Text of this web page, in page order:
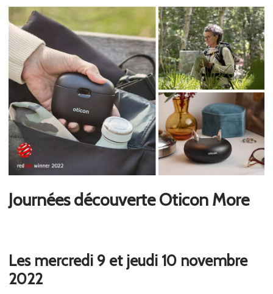
Journées découverte Oticon More
Les mercredi 9 et jeudi 10 novembre
2022